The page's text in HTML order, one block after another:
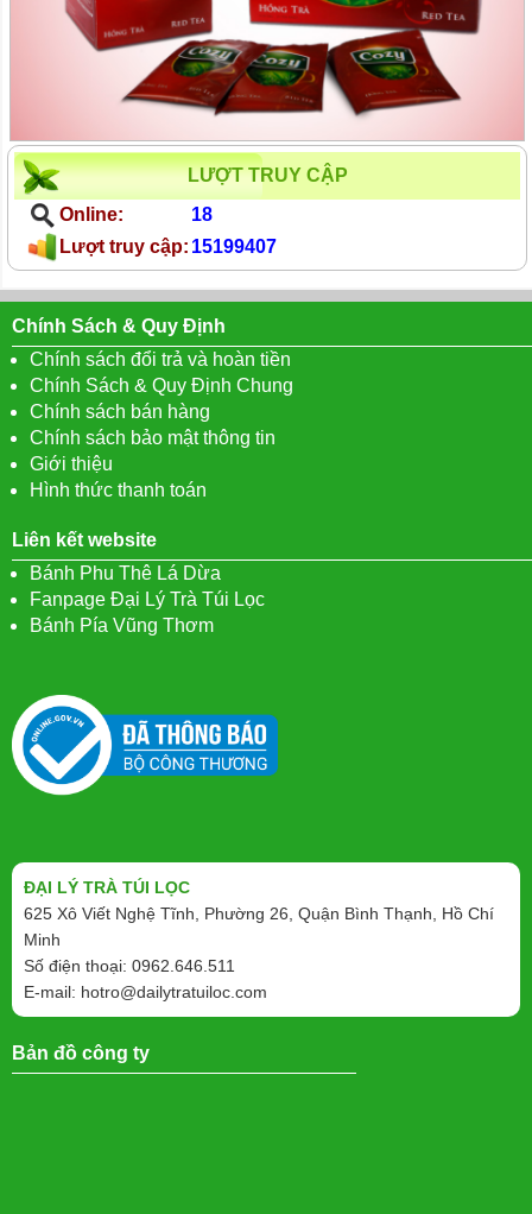
LƯỢT TRUY CẬP
Online:
18
Lượt truy cập: 15199407
Chính Sách & Quy Định
Chính sách đổi trả và hoàn tiền
Chính Sách & Quy Định Chung
Chính sách bán hàng
Chính sách bảo mật thông tin
Giới thiệu
Hình thức thanh toán
Liên kết website
Bánh Phu Thê Lá Dừa
Fanpage Đại Lý Trà Túi Lọc
Bánh Pía Vũng Thơm
ĐẠI LÝ TRÀ TÚI LỌC
625 Xô Viết Nghệ Tĩnh, Phường 26, Quận Bình Thạnh, Hồ Chí
Minh
Số điện thoại: 0962.646.511
E-mail: hotro@dailytratuiloc.com
Bản đồ công ty